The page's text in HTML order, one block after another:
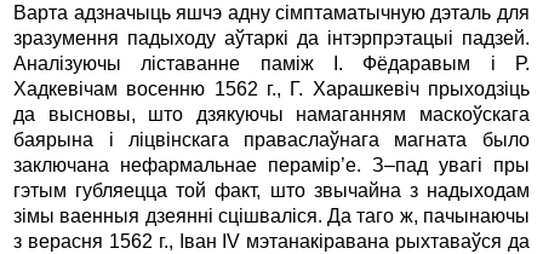
Варта адзначыць яшчэ адну сімптаматычную дэталь для
зразумення падыходу аўтаркі да інтэрпрэтацыі падзей.
Аналізуючы ліставанне паміж І. Фёдаравым і Р.
Хадкевічам восенню 1562 г., Г. Харашкевіч прыходзіць
да высновы, што дзякуючы намаганням маскоўскага
баярына і ліцвінскага праваслаўнага магната было
заключана нефармальнае перамір’е. З–пад увагі пры
гэтым губляецца той факт, што звычайна з надыходам
зімы ваенныя дзеянні сцішваліся. Да таго ж, пачынаючы
з верасня 1562 г., Іван IV мэтанакіравана рыхтаваўся да